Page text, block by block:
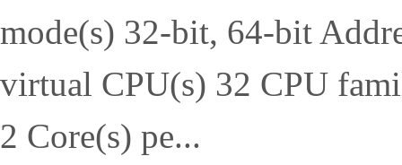
mode(s) 32-bit, 64-bit
virtual CPU(s) 32 CPU
2 Core(s) pe...